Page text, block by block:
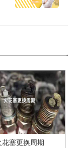
花塞更换周期